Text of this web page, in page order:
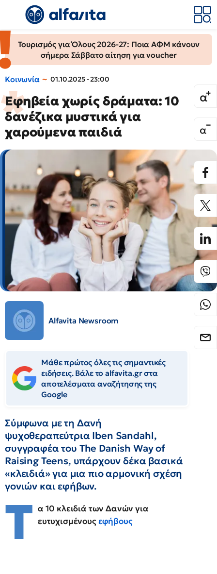
Τουρισμός για Όλους 2026-27: Ποια ΑΦΜ κάνουν
σήμερα Σάββατο αίτηση για voucher
Κοινωνία 01.10.2025 - 23:00
Εφηβεία χωρίς δράματα: 10
δανέζικα μυστικά για
χαρούμενα παιδιά
Alfavita Newsroom
Μάθε πρώτος όλες τις σημαντικές
ειδήσεις. Βάλε το alfavita.gr στα
αποτελέσματα αναζήτησης της
Google
Σύμφωνα με τη Δανή
ψυχοθεραπεύτρια Iben Sandahl,
συγγραφέα του The Danish Way of
Raising Teens, υπάρχουν δέκα βασικά
«κλειδιά» για μια πιο αρμονική σχέση
γονιών και εφήβων.
Τ α 10 κλειδιά των Δανών για
ευτυχισμένουςεφήβους